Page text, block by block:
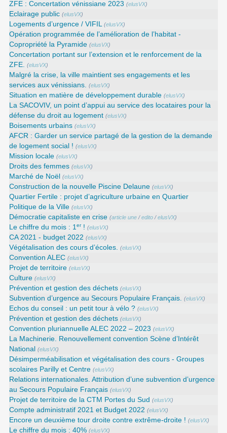
ZFE : Concertation vénissiane 2023 (elusVX)
Eclairage public (elusVX)
Logements d’urgence / VIFIL (elusVX)
Opération programmée de l’amélioration de l’habitat -
Copropriété la Pyramide (elusVX)
Concertation portant sur l’extension et le renforcement de la
ZFE. (elusVX)
Malgré la crise, la ville maintient ses engagements et les
services aux vénissians. (elusVX)
Situation en matière de développement durable (elusVX)
La SACOVIV, un point d’appui au service des locataires pour la
défense du droit au logement (elusVX)
Boisements urbains (elusVX)
AFCR : Garder un service partagé de la gestion de la demande
de logement social ! (elusVX)
Mission locale (elusVX)
Droits des femmes (elusVX)
Marché de Noël (elusVX)
Construction de la nouvelle Piscine Delaune (elusVX)
Quartier Fertile : projet d’agriculture urbaine en Quartier
Politique de la Ville (elusVX)
Démocratie capitaliste en crise (article une /edito /elusVX)
Le chiffre du mois : 1er! (elusVX)
CA 2021 - budget 2022 (elusVX)
Végétalisation des cours d’écoles. (elusVX)
Convention ALEC (elusVX)
Projet de territoire (elusVX)
Culture (elusVX)
Prévention et gestion des déchets (elusVX)
Subvention d’urgence au Secours Populaire Français. (elusVX)
Echos du conseil : un petit tour à vélo ? (elusVX)
Prévention et gestion des déchets (elusVX)
Convention pluriannuelle ALEC 2022 – 2023 (elusVX)
La Machinerie. Renouvellement convention Scène d’Intérêt
National
(elusVX)
Désimperméabilisation et végétalisation des cours - Groupes
scolaires Parilly et Centre (elusVX)
Relations internationales. Attribution d’une subvention d’urgence
au Secours Populaire Français (elusVX)
Projet de territoire de la CTM Portes du Sud (elusVX)
Compte administratif 2021 et Budget 2022 (elusVX)
Encore un deuxième tour droite contre extrême-droite ! (elusVX)
Le chiffre du mois : 40% (elusVX)